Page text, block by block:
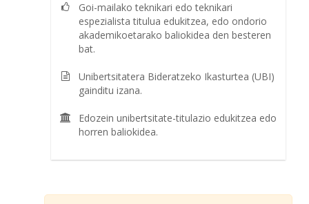
Goi-mailako teknikari edo teknikari
espezialista titulua edukitzea, edo ondorio
akademikoetarako baliokidea den besteren
bat.
Unibertsitatera Bideratzeko Ikasturtea (UBI)
gainditu izana.
Edozein unibertsitate-titulazio edukitzea edo
horren baliokidea.